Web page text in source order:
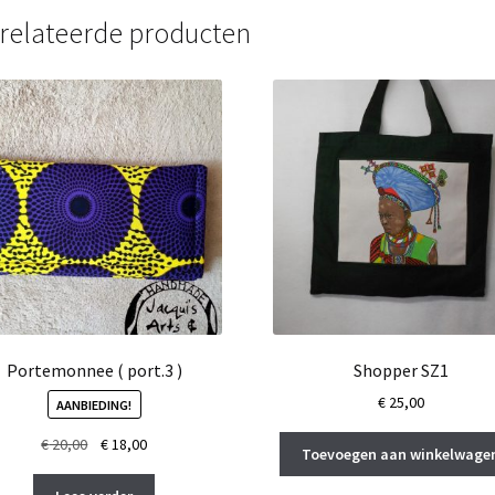
producten
Portemonnee ( port.3 )
AANBIEDING!
€20,00
Oorspronkelijke
€18,00Huidige
Shopper SZ1
€25,00
Toevoegen aan